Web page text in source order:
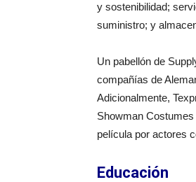
y sostenibilidad;
suministro; y
Un pabellón de
compañías de
Adicionalmente,
Showman
película por actores
Educación